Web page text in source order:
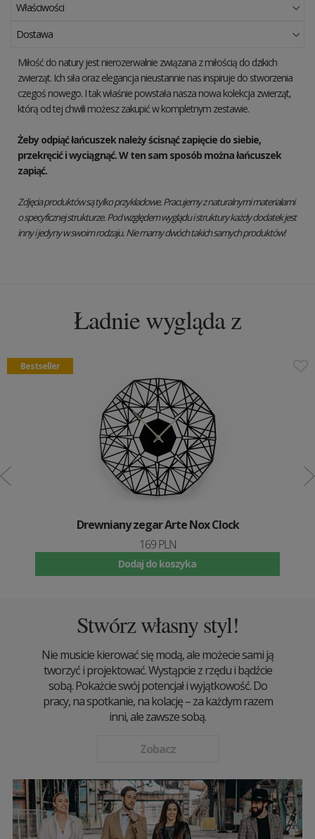
Właściwości
Dostawa
Miłość do natury jest nierozerwalnie związana z miłością do dzikich
zwierząt. Ich siła oraz elegancja nieustannie nas inspiruje do stworzenia
czegoś nowego. I tak właśnie powstała nasza nowa kolekcja zwierząt,
którą od tej chwili możesz zakupić w kompletnym zestawie.
Żeby odpiąć łańcuszek należy ścisnąć zapięcie do siebie,
przekręcić i wyciągnąć. W ten sam sposób można łańcuszek
zapiąć.
Zdjęcia produktów są tylko przykładowe. Pracujemy z naturalnymi materiałami
o specyficznej strukturze. Pod względem wyglądu i struktury każdy dodatek jest
inny i jedyny w swoim rodzaju. Nie mamy dwóch takich samych produktów!
Ładnie wygląda z
Bestseller
Drewniany zegar Arte Nox Clock
169 PLN
Dodaj do koszyka
Stwórz własny styl!
Nie musicie kierować się modą, ale możecie sami ją
tworzyć i projektować. Wystąpcie z rzędu i bądźcie
sobą. Pokażcie swój potencjał i wyjątkowość. Do
pracy, na spotkanie, na kolację – za każdym razem
inni, ale zawsze sobą.
Zobacz